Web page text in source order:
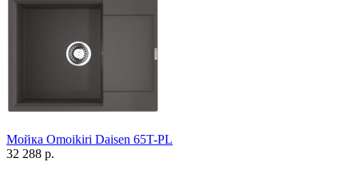
Мойка Omoikiri Daisen 65T-PL
32 288 р.